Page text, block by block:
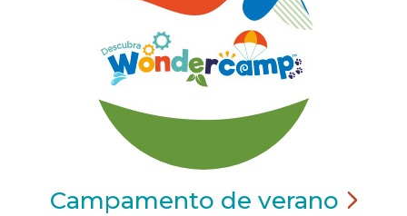
Campamento de verano